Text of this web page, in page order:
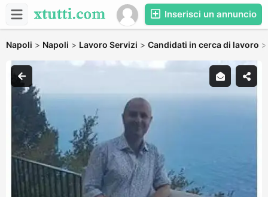
Inserisci un annuncio
Napoli > Napoli > Lavoro Servizi > Candidati in cerca di lavoro